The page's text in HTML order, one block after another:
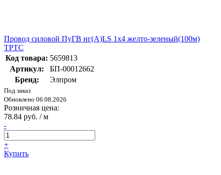
Провод силовой ПуГВ нг(А)LS 1х4 желто-зеленый(100м)
ТРТС
Код товара: 5659813
Артикул:
БП-00012662
Бренд:
Элпром
Под заказ
Обновлено 06.08.2026
Розничная цена:
78.84 руб. / м
-
+
Купить